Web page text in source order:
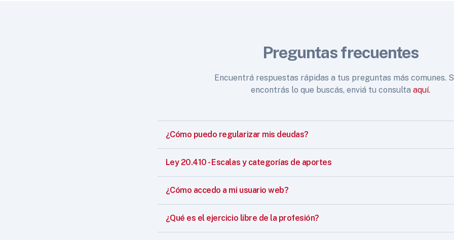
Preguntas frecuentes
Encuentrá respuestas rápidas a tus preguntas más comunes.
encontrás lo que buscás, enviá tu consulta aquí.
¿Cómo puedo regularizar mis deudas?
Ley 20.410 - Escalas y categorías de aportes
¿Cómo accedo a mi usuario web?
¿Qué es el ejercicio libre de la profesión?